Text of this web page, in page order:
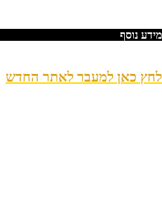
מידע נוסף
לחץ כאן למעבר לאתר החדש